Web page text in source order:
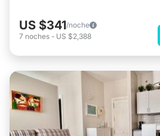
US $341/noche
7 noches - US $2,388